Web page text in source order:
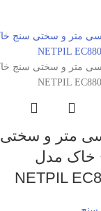
متر و سختی
خاک مدل
NETPIL